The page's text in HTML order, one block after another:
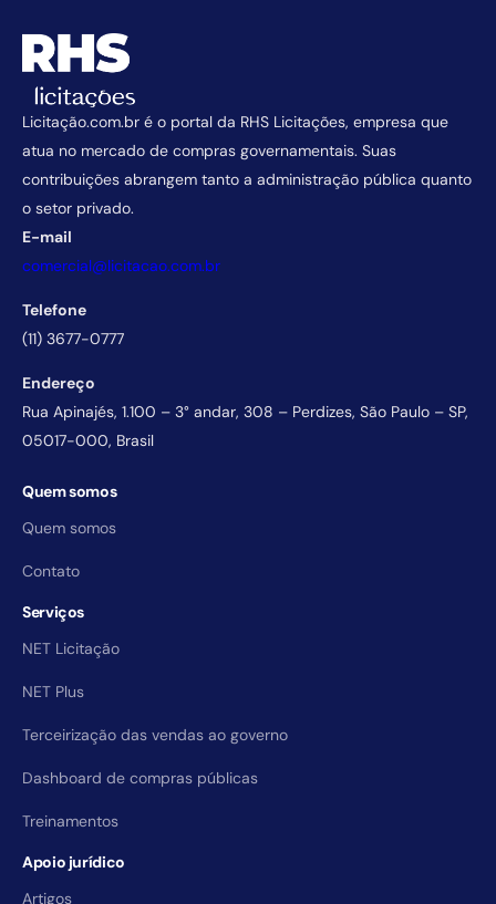
Licitação.com.br é o portal da RHS Licitações, empresa que
atua no mercado de compras governamentais. Suas
contribuições abrangem tanto a administração pública quanto
o setor privado.
E-mail
comercial@licitacao.com.br
Telefone
(11) 3677-0777
Endereço
Rua Apinajés, 1.100 – 3° andar, 308 – Perdizes, São Paulo – SP,
05017-000, Brasil
Quem somos
Quem somos
Contato
Serviços
NET Licitação
NET Plus
Terceirização das vendas ao governo
Dashboard de compras públicas
Treinamentos
Apoio jurídico
Artigos